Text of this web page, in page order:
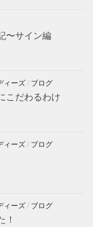
〜サイン編
ィーズ / ブログ
こだわるわけ
ィーズ / ブログ
ィーズ / ブログ
！